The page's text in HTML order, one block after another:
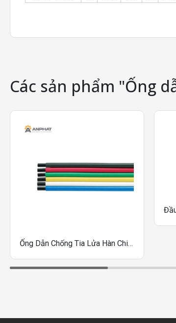
Các sản phẩm "Ống
Ống Dẫn Chống Tia Lửa Hàn Chiyoda L-FLEX